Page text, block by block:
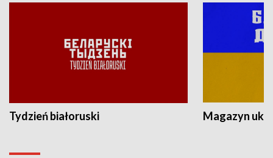
Tydzień białoruski Magazyn